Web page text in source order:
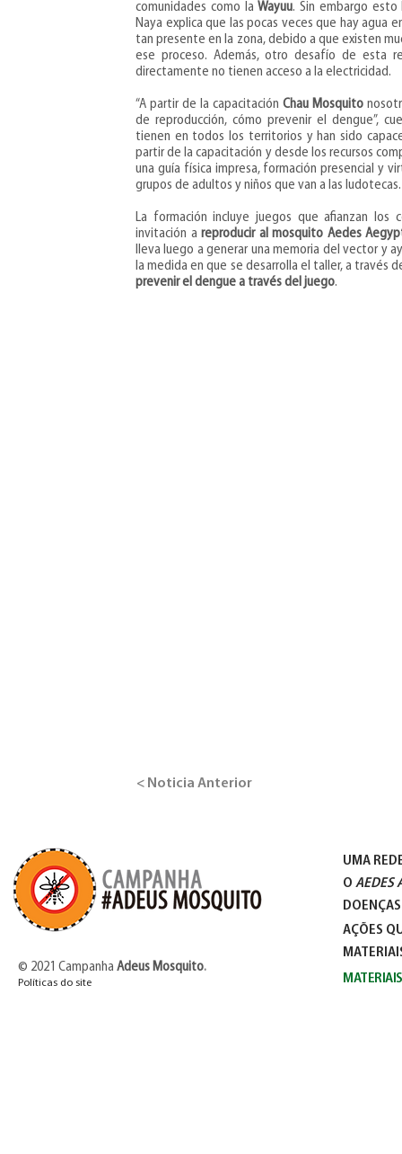
comunidades como laWayuu. Sin embargo
Naya explica que las pocas veces que hay agua
tan presente en la zona, debido a que existen
ese proceso. Además, otro desafío de esta
directamente no tienen acceso a la electricidad.
“A partir de la capacitación Chau Mosquito
de reproducción, cómo prevenir el dengue”,
tienen en todos los territorios y han sido
partir de la capacitación y desde los recursos
una guía física impresa, formación presencial y
grupos de adultos y niños que van a las ludotecas.
La formación incluye juegos que afianzan los
invitación areproducir al mosquito Aedes
lleva luego a generar una memoria del vector y
la medida en que se desarrolla el taller, a través
prevenir el dengue a través del juego.
< Noticia Anterior
© 2021 Campanha Adeus Mosquito.
Políticas do site
UMA
O AEDES
AÇÕES
MATERIAIS